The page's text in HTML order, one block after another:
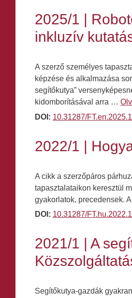
2025/1 |
inkluzív
A szerző személyes
képzése és alkalmazása
segítőkutya”
kidomborításával arra …
DOI: 10.31287/
2022/1 |
A cikk a szerzőpáros
tapasztalataikon keresztül
gyakorlatok, precedensek.
DOI: 10.31287/
2021/1 | A
Segítőkutya-gazdák